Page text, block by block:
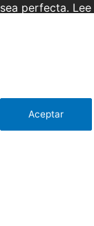
sea perfecta.
Aceptar